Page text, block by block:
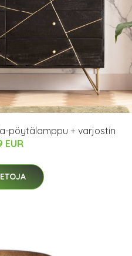
pöytälamppu + varjostin
EUR